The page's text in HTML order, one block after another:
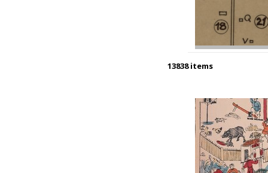
13838 items